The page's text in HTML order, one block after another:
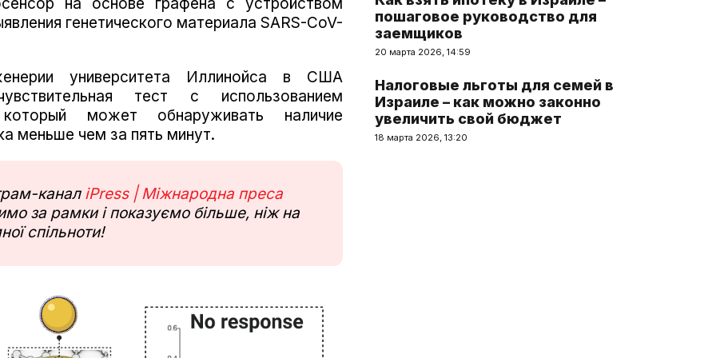
генетического материала SARS-CoV-
университета Иллинойса в США
тест с использованием
который может обнаруживать наличие
меньше чем за пять минут.
канал iPress | Міжнародна преса
за рамки і показуємо більше, ніж на
спільноти!
пошаговое руководство для
заемщиков
20 марта 2026, 14:59
Налоговые льготы для семей в
Израиле – как можно законно
увеличить свой бюджет
18 марта 2026, 13:20